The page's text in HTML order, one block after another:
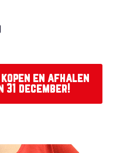
kopen en afhalen
31 december!